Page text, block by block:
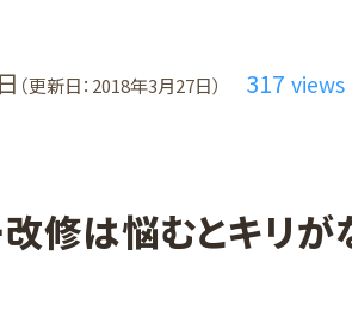
（更新日：2018年3月27日） 317 views
修は悩むとキリが